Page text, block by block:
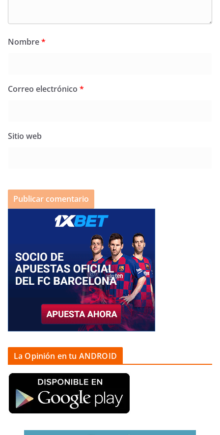
Nombre*
Correo electrónico *
Sitio web
La Opinión en tu ANDROID